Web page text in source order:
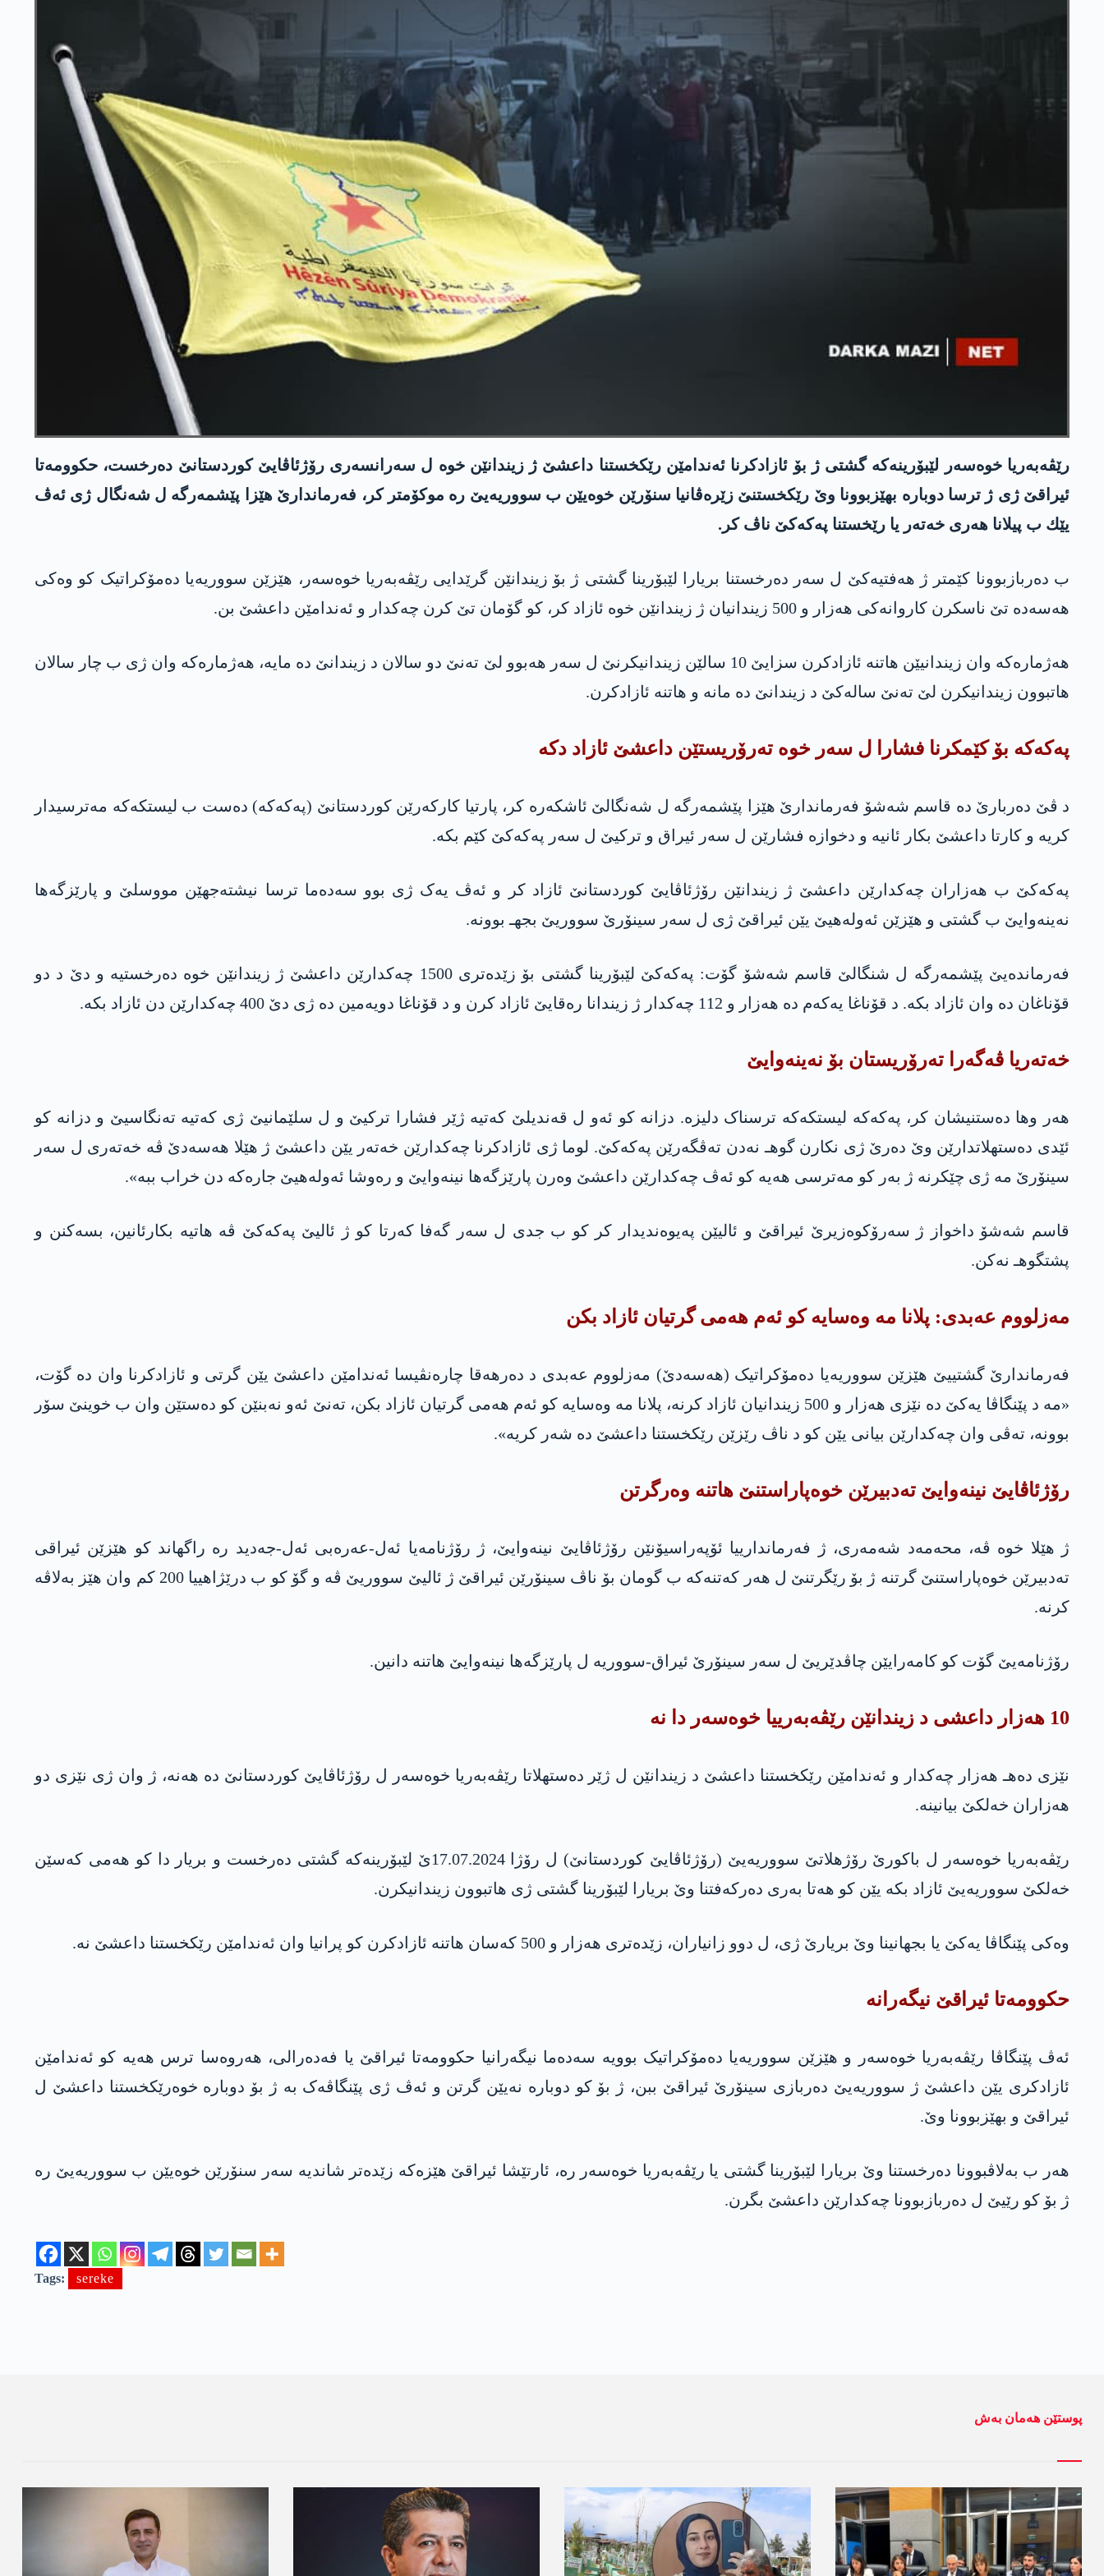
رێڤەبەریا خوەسەر لێبۆرینەکە گشتی ژ بۆ ئازادکرنا ئەندامێن رێکخستنا داعشێ ژ زیندانێن خوە ل سەرانسەری رۆژئاڤایێ کوردستانێ دەرخست، حكوومه‌تا
ئیراقێ ژی ژ ترسا دوبارە بهێزبوونا وێ رێکخستنێ زێرەڤانیا سنۆرێن خوەیێن ب سووریەیێ رە موکۆمتر کر، فه‌رماندارێ هێزا پێشمه‌رگه‌ ل شه‌نگال ژی ئه‌ڤ
یێك ب پیلانا هه‌ری خه‌ته‌ر یا رێخستنا په‌كه‌كێ ناڤ كر.
ب دەربازبوونا کێمتر ژ هەفتیەکێ ل سەر دەرخستنا بریارا لێبۆرینا گشتی ژ بۆ زیندانێن گرێدایی رێڤەبەریا خوەسەر، هێزێن سووریەیا دەمۆکراتیک کو وەکی
هه‌سه‌ده‌ تێ ناسکرن کاروانەکی هەزار و 500 زیندانیان ژ زیندانێن خوە ئازاد کر، کو گۆمان تێ کرن چەکدار و ئەندامێن داعشێ بن.
هەژمارەکە وان زیندانیێن هاتنە ئازادکرن سزایێ 10 سالێن زیندانیکرنێ ل سەر هەبوو لێ تەنێ دو سالان د زیندانێ دە مایە، هەژمارەکە وان ژی ب چار سالان
هاتبوون زیندانیکرن لێ تەنێ سالەکێ د زیندانێ دە مانە و هاتنە ئازادکرن.
په‌كه‌كه‌ بۆ كێمكرنا فشارا ل سه‌ر خوه‌ ته‌رۆریستێن داعشێ ئازاد دكه‌
د ڤێ ده‌ربارێ ده‌ قاسم شه‌شۆ فه‌رماندارێ هێزا پێشمه‌رگه‌ ل شه‌نگالێ ئاشکەرە کر، پارتیا کارکەرێن کوردستانێ (په‌كه‌كه‌) دەست ب لیستکەکە مەترسیدار
کریە و کارتا داعشێ بکار ئانیە و دخوازە فشارێن ل سەر ئیراق و ترکیێ ل سەر په‌كه‌كێ کێم بکە.
په‌كه‌كێ ب هەزاران چەکدارێن داعشێ ژ زیندانێن رۆژئاڤایێ کوردستانێ ئازاد کر و ئەڤ یەک ژی بوو سەدەما ترسا نیشتەجهێن مووسلێ و پارێزگەها
نەینەوایێ ب گشتی و هێزێن ئەولەهیێ یێن ئیراقێ ژی ل سەر سینۆرێ سووریێ بجهـ بوونە.
فەرماندەیێ پێشمەرگە ل شنگالێ قاسم شەشۆ گۆت: په‌كه‌كێ لێبۆرینا گشتی بۆ زێدەتری 1500 چەکدارێن داعشێ ژ زیندانێن خوە دەرخستیە و دێ د دو
قۆناغان دە وان ئازاد بکە. د قۆناغا یەکەم دە هەزار و 112 چه‌كدار ژ زیندانا رەقایێ ئازاد کرن و د قۆناغا دویەمین دە ژی دێ 400 چه‌كدارێن دن ئازاد بکە.
خه‌ته‌ریا ڤه‌گه‌را ته‌رۆریستان بۆ نه‌ینه‌وایێ
هه‌ر وها ده‌ستنیشان كر، په‌كه‌كه‌ لیستکەکە ترسناک دلیزە. دزانە کو ئه‌و ل قەندیلێ كه‌تیه ژێر‌ فشارا ترکیێ و ل سلێمانیێ ژی كه‌تیه‌ ته‌نگاسیێ و دزانه‌ كو
ئێدی دەستهلاتدارێن وێ دەرێ ژی نکارن گوهـ نەدن تەڤگەرێن په‌كه‌كێ. لوما ژی ئازادكرنا چه‌كدارێن خه‌ته‌ر یێن داعشێ ژ هێلا هه‌سه‌دێ ڤه‌ خه‌ته‌ری ل سه‌ر
سینۆرێ مه‌ ژی چێكرنه‌ ژ به‌ر كو مەترسی هەیە کو ئه‌ڤ چه‌كدارێن داعشێ وەرن پارێزگەها نینەوایێ و رەوشا ئەولەهیێ جارەکە دن خراب ببە».
قاسم شەشۆ داخواز ژ سەرۆکوەزیرێ ئیراقێ و ئالیێن پەیوەندیدار کر کو ب جدی ل سەر گەفا کەرتا کو ژ ئالیێ په‌كه‌كێ ڤە هاتیە بکارئانین، بسەکنن و
پشتگوهـ نەکن.
مه‌زلووم عه‌بدی: پلانا مە وەسایە کو ئەم هەمی گرتیان ئازاد بکن
فەرماندارێ گشتییێ هێزێن سووریەیا دەمۆکراتیک (هه‌سه‌دێ) مەزلووم عەبدی د دەرهەقا چارەنڤیسا ئەندامێن داعشێ یێن گرتی و ئازادکرنا وان دە گۆت،
«مە د پێنگاڤا یەکێ دە نێزی هەزار و 500 زیندانیان ئازاد کرنە، پلانا مە وەسایە کو ئەم هەمی گرتیان ئازاد بکن، تەنێ ئەو نەبنێن کو دەستێن وان ب خوینێ سۆر
بوونە، تەڤی وان چەکدارێن بیانی یێن کو د ناڤ رێزێن رێکخستنا داعشێ دە شەر کریە».
رۆژئاڤایێ نینەوایێ ته‌دبیرێن خوه‌پاراستنێ هاتنه‌ وه‌رگرتن
ژ هێلا خوه‌ ڤه‌، محەمەد شەمەری، ژ فەرماندارییا ئۆپەراسیۆنێن رۆژئاڤایێ نینەوایێ، ژ رۆژنامەیا ئەل-عەرەبی ئەل-جەدید رە راگهاند کو هێزێن ئیراقی
تەدبیرێن خوه‌پاراستنێ گرتنە ژ بۆ رێگرتنێ ل هەر کەتنه‌كه‌ ب گومان بۆ ناڤ سینۆرێن ئیراقێ ژ ئالیێ سووریێ ڤه‌ و گۆ كو ب درێژاهییا 200 كم وان هێز به‌لاڤه‌
كرنه‌.
رۆژنامەیێ گۆت کو کامەرایێن چاڤدێریێ ل سەر سینۆرێ ئیراق-سووریە ل پارێزگەها نینەوایێ هاتنە دانین.
10 هه‌زار داعشی د زیندانێن رێڤه‌به‌رییا خوه‌سه‌ر دا نه‌
نێزی دەهـ هەزار چەکدار و ئەندامێن رێکخستنا داعشێ د زیندانێن ل ژێر دەستهلاتا رێڤەبەریا خوەسەر ل رۆژئاڤایێ کوردستانێ دە هەنە، ژ وان ژی نێزی دو
هەزاران خەلکێ بیانینە.
رێڤەبەریا خوەسەر ل باکورێ رۆژهلاتێ سووریەیێ (رۆژئاڤایێ کوردستانێ) ل رۆژا 17.07.2024ێ لێبۆرینەکە گشتی دەرخست و بریار دا کو هەمی کەسێن
خەلکێ سووریەیێ ئازاد بکە یێن کو هەتا بەری دەرکەفتنا وێ بریارا لێبۆرینا گشتی ژی هاتبوون زیندانیکرن.
وەکی پێنگاڤا یەکێ یا بجهانینا وێ بریارێ ژی، ل دوو زانیاران، زێدەتری هەزار و 500 کەسان هاتنە ئازادکرن کو پرانیا وان ئەندامێن رێکخستنا داعشێ نە.
حكوومه‌تا ئیراقێ نیگه‌رانه‌
ئەڤ پێنگاڤا رێڤەبەریا خوەسەر و هێزێن سووریەیا دەمۆکراتیک بوویە سەدەما نیگەرانیا حكوومه‌تا ئیراقێ یا فەدەرالی، هەروەسا ترس هەیە کو ئەندامێن
ئازادکری یێن داعشێ ژ سووریەیێ دەربازی سینۆرێ ئیراقێ ببن، ژ بۆ کو دوبارە نەیێن گرتن و ئەڤ ژی پێنگاڤەک بە ژ بۆ دوبارە خوەرێکخستنا داعشێ ل
ئیراقێ و بهێزبوونا وێ.
هەر ب بەلاڤبوونا دەرخستنا وێ بریارا لێبۆرینا گشتی یا رێڤەبەریا خوەسەر رە، ئارتێشا ئیراقێ هێزەکە زێدەتر شاندیە سەر سنۆرێن خوەیێن ب سووریەیێ رە
ژ بۆ کو رێیێ ل دەربازبوونا چەکدارێن داعشێ بگرن.
Tags: sereke
پوستێن ھەمان بەش